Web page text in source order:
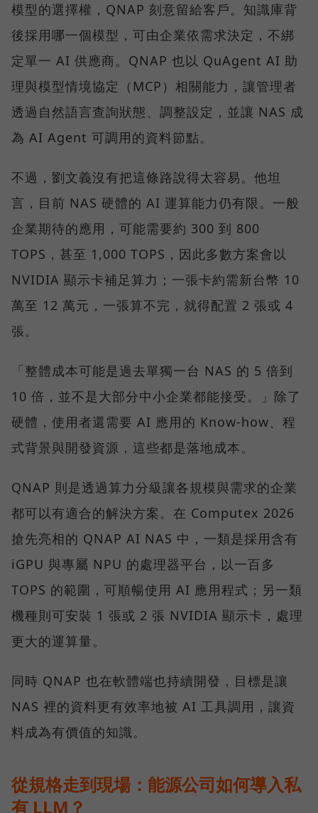
模型的選擇權，QNAP 刻意留給客戶。知識庫背
後採用哪一個模型，可由企業依需求決定，不綁
定單一 AI 供應商。QNAP 也以 QuAgent AI 助
理與模型情境協定（MCP）相關能力，讓管理者
透過自然語言查詢狀態、調整設定，並讓 NAS 成
為 AI Agent 可調用的資料節點。
不過，劉文義沒有把這條路說得太容易。他坦
言，目前 NAS 硬體的 AI 運算能力仍有限。一般
企業期待的應用，可能需要約 300 到 800
TOPS，甚至 1,000 TOPS，因此多數方案會以
NVIDIA 顯示卡補足算力；一張卡約需新台幣 10
萬至 12 萬元，一張算不完，就得配置 2 張或 4
張。
「整體成本可能是過去單獨一台 NAS 的 5 倍到
10 倍，並不是大部分中小企業都能接受。」除了
硬體，使用者還需要 AI 應用的 Know-how、程
式背景與開發資源，這些都是落地成本。
QNAP 則是透過算力分級讓各規模與需求的企業
都可以有適合的解決方案。在 Computex 2026
搶先亮相的 QNAP AI NAS 中，一類是採用含有
iGPU 與專屬 NPU 的處理器平台，以一百多
TOPS 的範圍，可順暢使用 AI 應用程式；另一類
機種則可安裝 1 張或 2 張 NVIDIA 顯示卡，處理
更大的運算量。
同時 QNAP 也在軟體端也持續開發，目標是讓
NAS 裡的資料更有效率地被 AI 工具調用，讓資
料成為有價值的知識。
從規格走到現場：能源公司如何導入私
有 LLM？